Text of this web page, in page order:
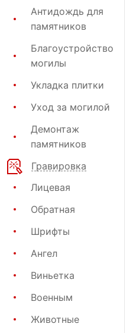
Антидождь для
памятников
Благоустройство
могилы
Укладка плитки
Уход за могилой
Демонтаж
памятников
Гравировка
Лицевая
Обратная
Шрифты
Ангел
Виньетка
Военным
Животные